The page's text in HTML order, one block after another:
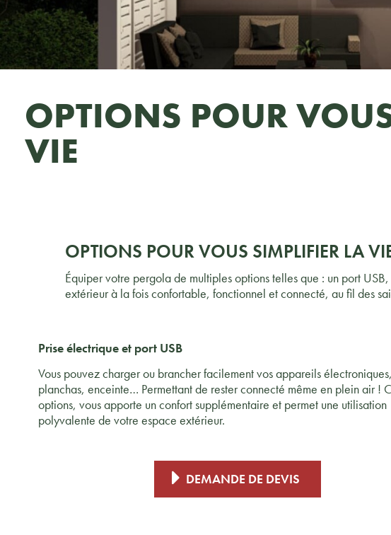
OPTIONS POUR
VIE
OPTIONS POUR VOUS SIMPLIFIER LA
Équiper votre pergola de multiples options telles que : un port
extérieur à la fois confortable, fonctionnel et connecté, au fil des
Prise électrique et port USB
Vous pouvez charger ou brancher facilement vos appareils électroniques,
planchas, enceinte… Permettant de rester connecté même en plein air !
options, vous apporte un confort supplémentaire et permet une utilisation
polyvalente de votre espace extérieur.
DEMANDE DE DEVIS